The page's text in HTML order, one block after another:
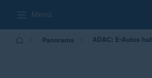
Menü
Panorama ADAC: E-Autos